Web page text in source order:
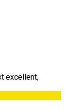
excellent,